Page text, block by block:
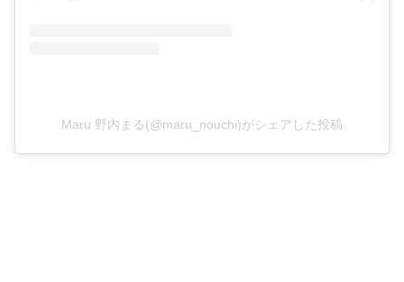
Maru 野内まる(@maru_nouchi)がシェアした投稿